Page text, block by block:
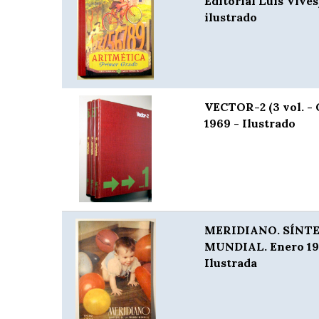
ilustrado
VECTOR-2 (3 vol.
1969 - Ilustrado
MERIDIANO.
MUNDIAL. Enero
Ilustrada